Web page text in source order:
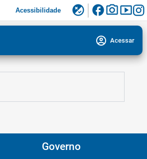
Acessibilidade flaky facebookphoto_camerasmart_display
account_circle Acessar
Governo